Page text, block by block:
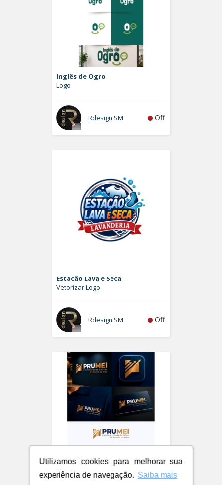
Utilizamos cookies para melhorar sua
experiência de navegação. Saiba mais
Inglês de Ogro
Logo
Rdesign SM Off
Estacão Lava e Seca
Vetorizar Logo
Rdesign SM Off
PRUMEI - Contabilidade Digital